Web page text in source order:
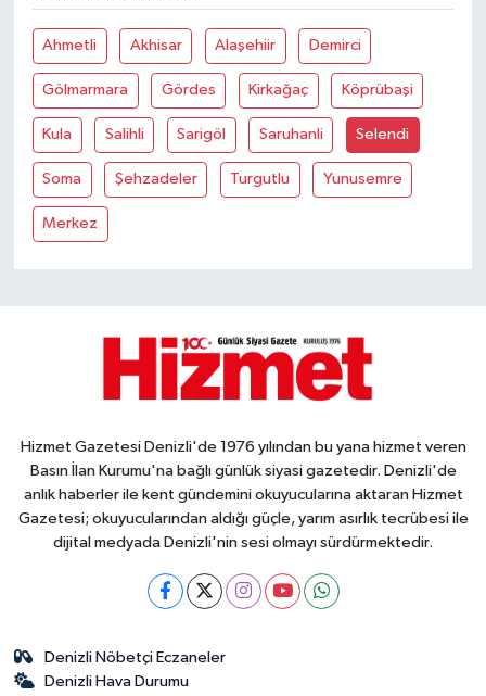
Ahmetli Akhisar Alaşehiir Demirci
Gölmarmara Gördes Kirkağaç Köprübaşi
Kula Salihli Sarigöl Saruhanli Selendi
Soma Şehzadeler Turgutlu Yunusemre
Merkez
Hizmet Gazetesi Denizli'de 1976 yılından bu yana hizmet veren
Basın İlan Kurumu'na bağlı günlük siyasi gazetedir. Denizli'de
anlık haberler ile kent gündemini okuyucularına aktaran Hizmet
Gazetesi; okuyucularından aldığı güçle, yarım asırlık tecrübesi ile
dijital medyada Denizli'nin sesi olmayı sürdürmektedir.
Denizli Nöbetçi Eczaneler
Denizli Hava Durumu